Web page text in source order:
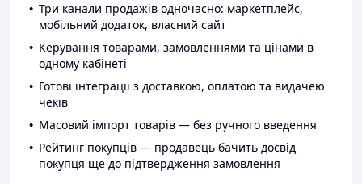
Три канали продажів одночасно: маркетплейс,
мобільний додаток, власний сайт
Керування товарами, замовленнями та цінами в
одному кабінеті
Готові інтеграції з доставкою, оплатою та видачею
чеків
Масовий імпорт товарів — без ручного введення
Рейтинг покупців — продавець бачить досвід
покупця ще до підтвердження замовлення